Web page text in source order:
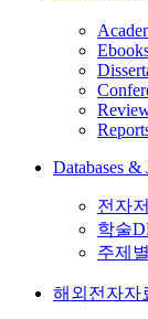
Databases &
전자
학술
주제
해외전자자